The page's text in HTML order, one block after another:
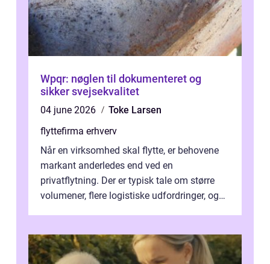
Wpqr: nøglen til dokumenteret og
sikker svejsekvalitet
04 june 2026
Toke Larsen
flyttefirma erhverv
Når en virksomhed skal flytte, er behovene
markant anderledes end ved en
privatflytning. Der er typisk tale om større
volumener, flere logistiske udfordringer, og